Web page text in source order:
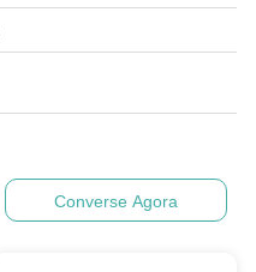
Converse Agora